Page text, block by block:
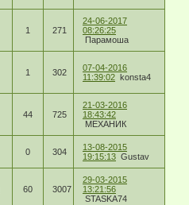
1 271
24-06-2017
08:26:25
Парамоша
1 302
07-04-2016
11:39:02 konsta4
44 725
21-03-2016
18:43:42
МЕХАНИК
0 304
13-08-2015
19:15:13 Gustav
60 3007
29-03-2015
13:21:56
STASKA74